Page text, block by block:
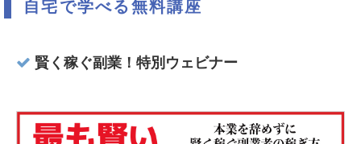
自宅で学べる無料講座
賢く稼ぐ副業！特別ウェビナー